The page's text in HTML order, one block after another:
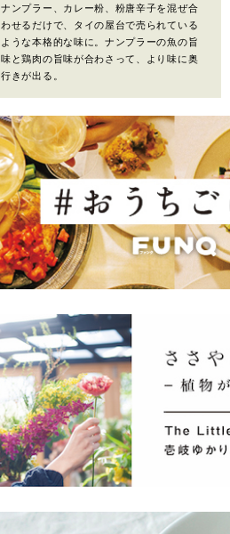
ナンプラー、カレー粉、粉唐辛子を混ぜ合
わせるだけで、タイの屋台で売られている
ような本格的な味に。ナンプラーの魚の旨
味と鶏肉の旨味が合わさって、より味に奥
行きが出る。